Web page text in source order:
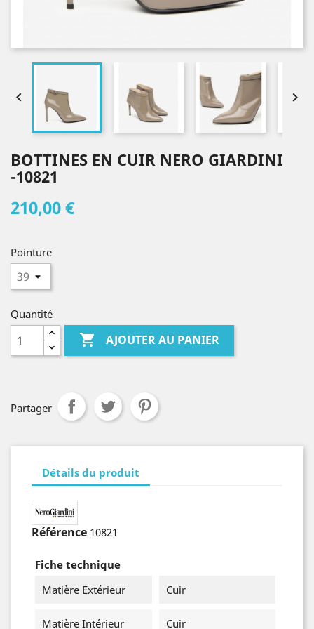
 
BOTTINES EN CUIR NERO GIARDINI
-10821
210,00 €
Pointure
Quantité
 AJOUTER AU PANIER
Partager
Détails du produit
Référence 10821
Fiche technique
Matière Extérieur
Cuir
Matière Intérieur Cuir